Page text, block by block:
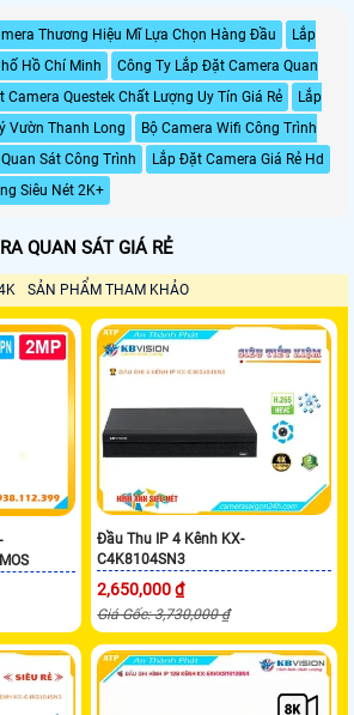
Thương Hiệu Mĩ Lựa Chọn Hàng Đầu
Lắp
Hồ Chí Minh
Công Ty Lắp Đặt Camera Quan
Camera Questek Chất Lượng Uy Tín Giá Rẻ
Lắp
Vườn Thanh Long
Bộ Camera Wifi Công Trình
Sát Công Trình
Lắp Đặt Camera Giá Rẻ Hd
Siêu Nét 2K+
QUAN SÁT GIÁ RẺ
SẢN PHẨM THAM KHẢO
Đầu Thu IP 4 Kênh KX-
C4K8104SN3
2,650,000 ₫
Giá Gốc: 3,730,000 ₫